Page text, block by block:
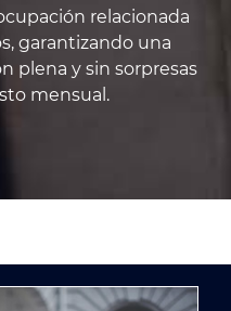
relacionada
garantizando una
plena y sin sorpresas
mensual.